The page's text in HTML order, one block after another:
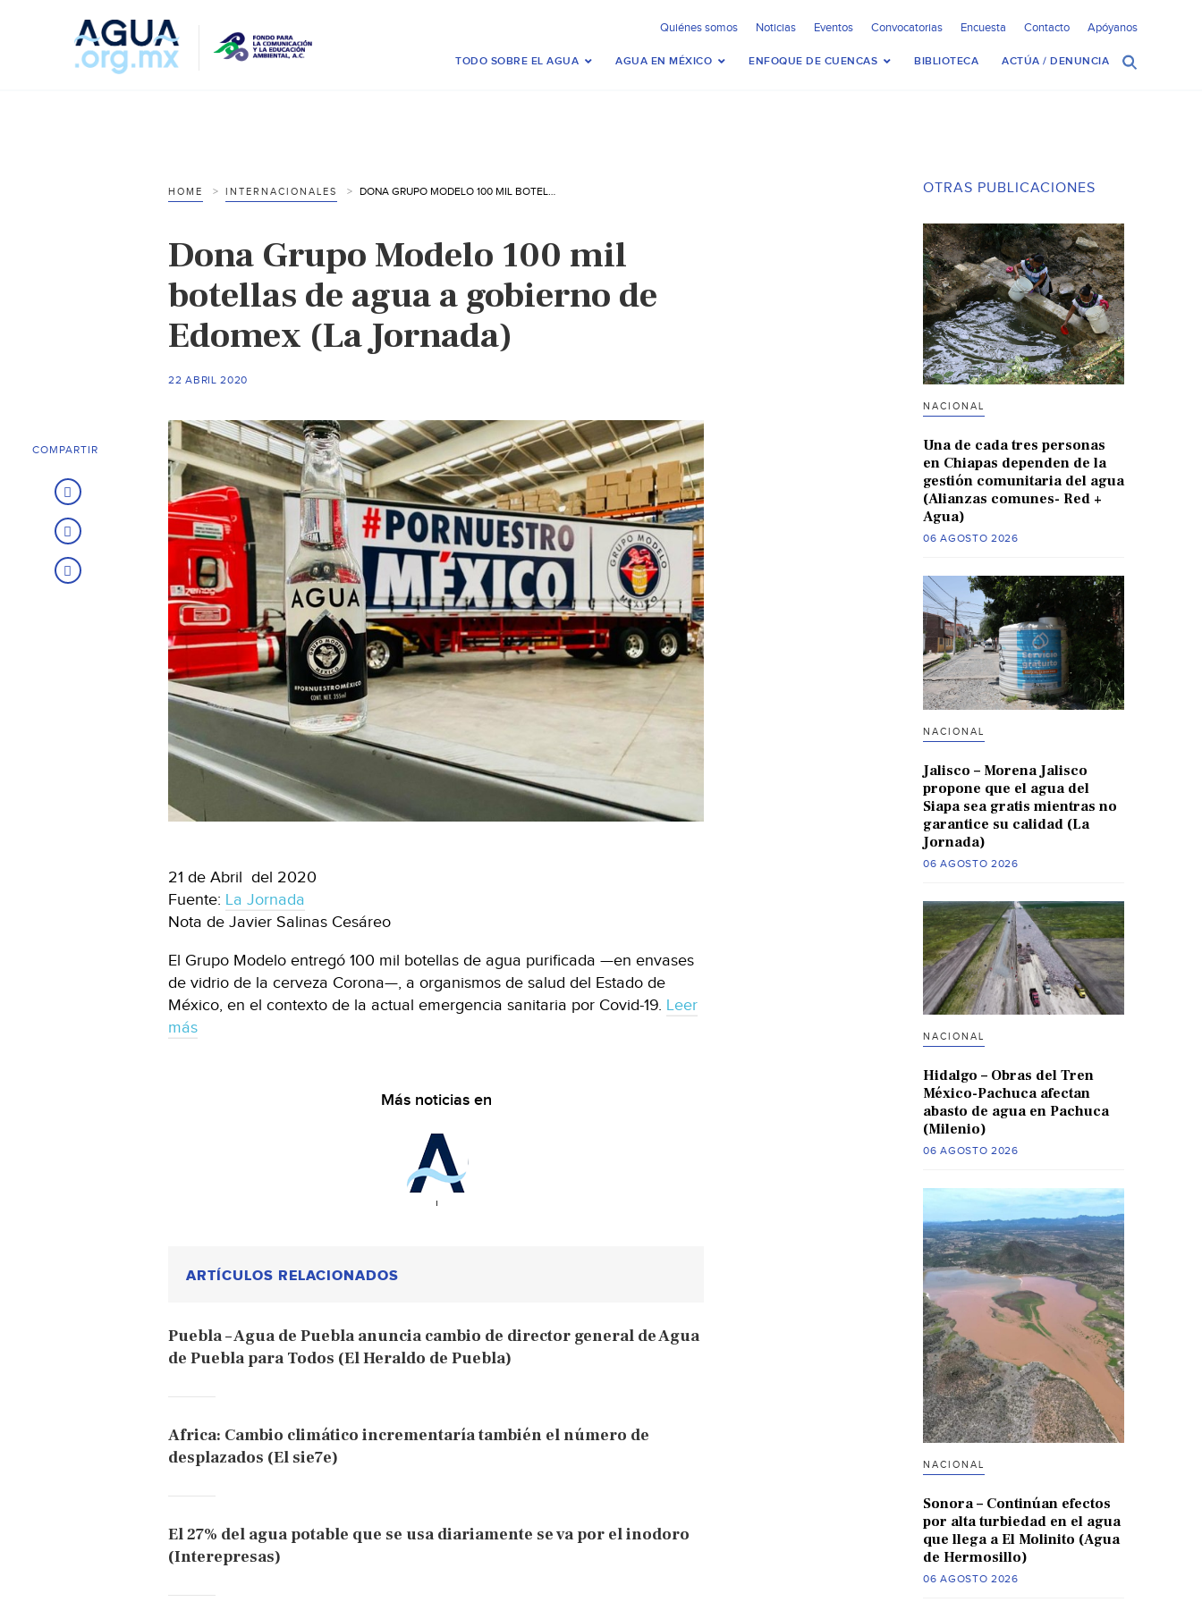
Quiénes somos Noticias Eventos Convocatorias Encuesta Contacto Apóyanos
TODO SOBRE EL AGUA AGUA EN MÉXICO ENFOQUE DE CUENCAS BIBLIOTECA ACTÚA / DENUNCIA
HOME INTERNACIONALES DONA GRUPO MODELO 100 MIL BOTELLAS DE AGUA A GOBIERNO DE EDOMEX (LA JORNADA)
Dona Grupo Modelo 100 mil
botellas de agua a gobierno de
Edomex (La Jornada)
22 ABRIL 2020
21 de Abril del 2020
Fuente: La Jornada
Nota de Javier Salinas Cesáreo
El Grupo Modelo entregó 100 mil botellas de agua purificada —en envases
de vidrio de la cerveza Corona—, a organismos de salud del Estado de
México, en el contexto de la actual emergencia sanitaria por Covid-19. Leer
más
Más noticias en
ARTÍCULOS RELACIONADOS
Puebla – Agua de Puebla anuncia cambio de director general de Agua
de Puebla para Todos (El Heraldo de Puebla)
Africa: Cambio climático incrementaría también el número de
desplazados (El sie7e)
El 27% del agua potable que se usa diariamente se va por el inodoro
(Interepresas)
COMPARTIR
OTRAS PUBLICACIONES
NACIONAL
Una de cada tres personas
en Chiapas dependen de la
gestión comunitaria del agua
(Alianzas comunes- Red +
Agua)
06 AGOSTO 2026
NACIONAL
Jalisco – Morena Jalisco
propone que el agua del
Siapa sea gratis mientras no
garantice su calidad (La
Jornada)
06 AGOSTO 2026
NACIONAL
Hidalgo – Obras del Tren
México-Pachuca afectan
abasto de agua en Pachuca
(Milenio)
06 AGOSTO 2026
NACIONAL
Sonora – Continúan efectos
por alta turbiedad en el agua
que llega a El Molinito (Agua
de Hermosillo)
06 AGOSTO 2026